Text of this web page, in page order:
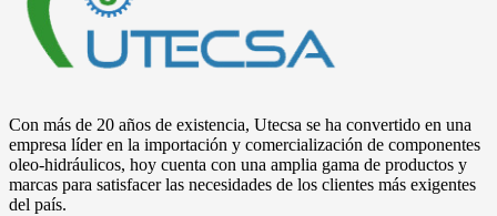
Con más de 20 años de existencia, Utecsa se ha convertido en una
empresa líder en la importación y comercialización de componentes
oleo-hidráulicos, hoy cuenta con una amplia gama de productos y
marcas para satisfacer las necesidades de los clientes más exigentes
del país.